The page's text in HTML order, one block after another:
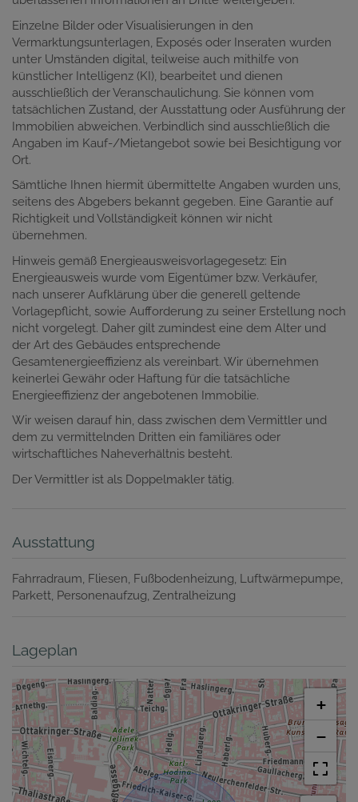
Einzelne Bilder oder Visualisierungen in den
Vermarktungsunterlagen, Exposés oder Inseraten wurden
unter Umständen digital, teilweise auch mithilfe von
künstlicher Intelligenz (KI), bearbeitet und dienen
ausschließlich der Veranschaulichung. Sie können vom
tatsächlichen Zustand, der Ausstattung oder Ausführung der
Immobilien abweichen. Verbindlich sind ausschließlich die
Angaben im Kauf-/Mietangebot sowie bei Besichtigung vor
Ort.
Sämtliche Ihnen hiermit übermittelte Angaben wurden uns,
seitens des Abgebers bekannt gegeben. Eine Garantie auf
Richtigkeit und Vollständigkeit können wir nicht
übernehmen.
Hinweis gemäß Energieausweisvorlagegesetz: Ein
Energieausweis wurde vom Eigentümer bzw. Verkäufer,
nach unserer Aufklärung über die generell geltende
Vorlagepflicht, sowie Aufforderung zu seiner Erstellung noch
nicht vorgelegt. Daher gilt zumindest eine dem Alter und
der Art des Gebäudes entsprechende
Gesamtenergieeffizienz als vereinbart. Wir übernehmen
keinerlei Gewähr oder Haftung für die tatsächliche
Energieeffizienz der angebotenen Immobilie.
Wir weisen darauf hin, dass zwischen dem Vermittler und
dem zu vermittelnden Dritten ein familiäres oder
wirtschaftliches Naheverhältnis besteht.
Der Vermittler ist als Doppelmakler tätig.
Ausstattung
Fahrradraum Fliesen Fußbodenheizung Luftwärmepumpe
Parkett Personenaufzug Zentralheizung
Lageplan
+
−